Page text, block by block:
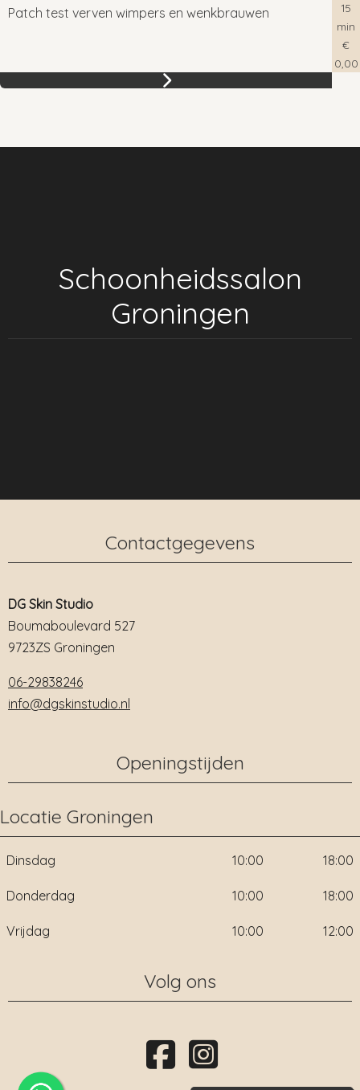
Patch test verven wimpers en wenkbrauwen
15
min
€
0,00
Schoonheidssalon
Groningen
Contactgegevens​
DG Skin Studio
Boumaboulevard 527
9723ZS Groningen
06-29838246
info@dgskinstudio.nl
Openingstijden
Locatie Groningen
Dinsdag 10:00 18:00
Donderdag 10:00 18:00
Vrijdag 10:00 12:00
Volg ons